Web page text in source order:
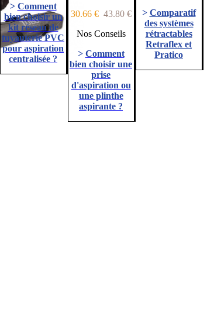
> Comment
bien choisir un
kit réseau de
tuyauterie PVC
pour aspiration
centralisée ?
30.66 € 43.80 €
Nos Conseils
> Comment
bien choisir une
prise
d'aspiration ou
une plinthe
aspirante ?
> Comparatif
des systèmes
rétractables
Retraflex et
Pratico